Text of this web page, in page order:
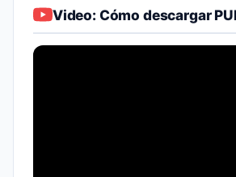
Video: Cómo descargar